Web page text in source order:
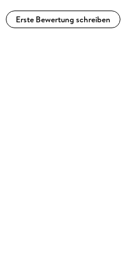
Erste Bewertung schreiben